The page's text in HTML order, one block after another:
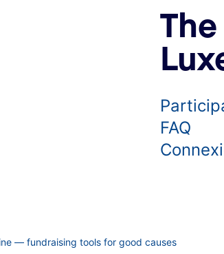
FAQ
— fundraising tools for good causes